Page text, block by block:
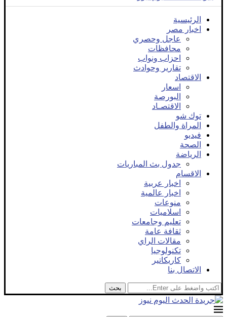
الرئيسية
اخبار مصر
عاجل وحصري
محافظات
احزاب ونواب
تقارير وحوادث
الاقتصاد
اسعار
البورصة
الاقتصـاد
توك شو
المراة والطفل
فيديو
الصحة
الرياضة
جدول بث المباريات
الاقسام
اخبار عربية
اخبار عالمية
منوعات
اسلاميات
تعليم وجامعات
ثقافة عامة
مقالات الراي
تكنولوجيا
كاريكاتير
الاتصال بنا
بحث